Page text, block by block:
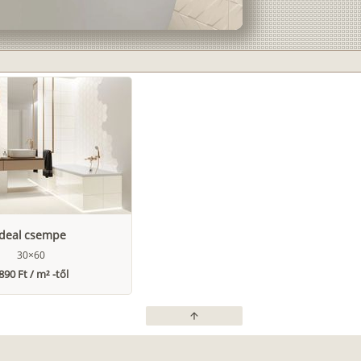
csempe
30×60
Ft / m² -től
arrow_upward